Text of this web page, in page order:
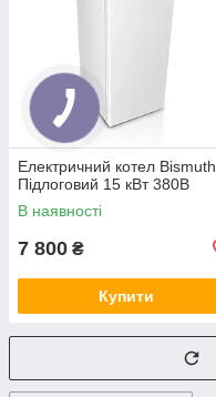
Електричний котел Bismuth
Підлоговий 15 кВт 380В
В наявності
7 800 ₴
Купити